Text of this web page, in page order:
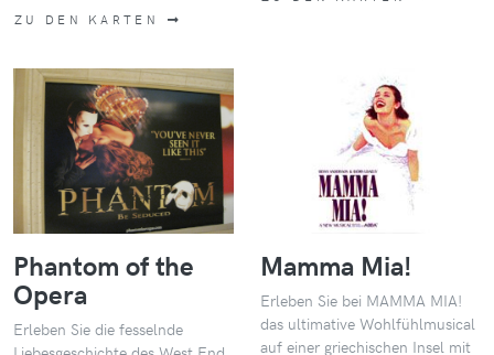
ZU DEN KARTEN
Phantom of the
Opera
Erleben Sie die fesselnde
Mamma Mia!
Erleben Sie bei MAMMA MIA!
das ultimative Wohlfühlmusical
auf einer griechischen Insel mit